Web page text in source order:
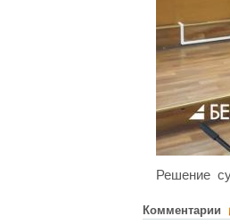
Решение
Комментарии